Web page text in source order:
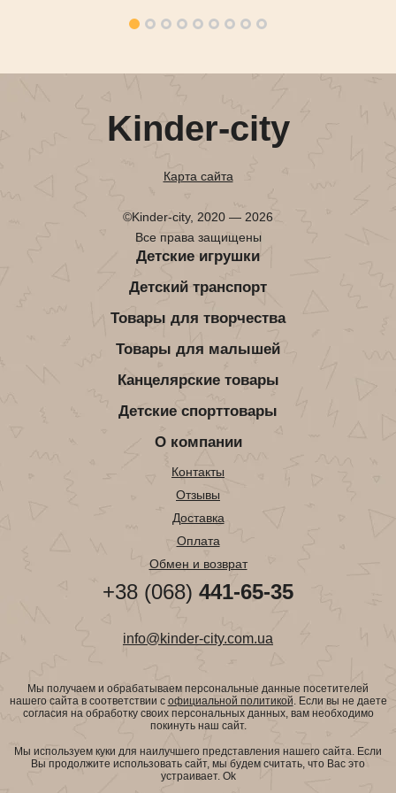
Kinder-city
Карта сайта
©Kinder-city, 2020 — 2026
Все права защищены
Детские игрушки
Детский транспорт
Товары для творчества
Товары для малышей
Канцелярские товары
Детские спорттовары
О компании
Контакты
Отзывы
Доставка
Оплата
Обмен и возврат
+38 (068) 441-65-35
info@kinder-city.com.ua
Мы получаем и обрабатываем персональные данные посетителей
нашего сайта в соответствии с официальной политикой. Если вы не даете
согласия на обработку своих персональных данных, вам необходимо
покинуть наш сайт.
Мы используем куки для наилучшего представления нашего сайта. Если
Вы продолжите использовать сайт, мы будем считать, что Вас это
устраивает. Ok